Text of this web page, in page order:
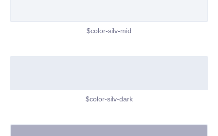
$color-silv-mid
$color-silv-dark